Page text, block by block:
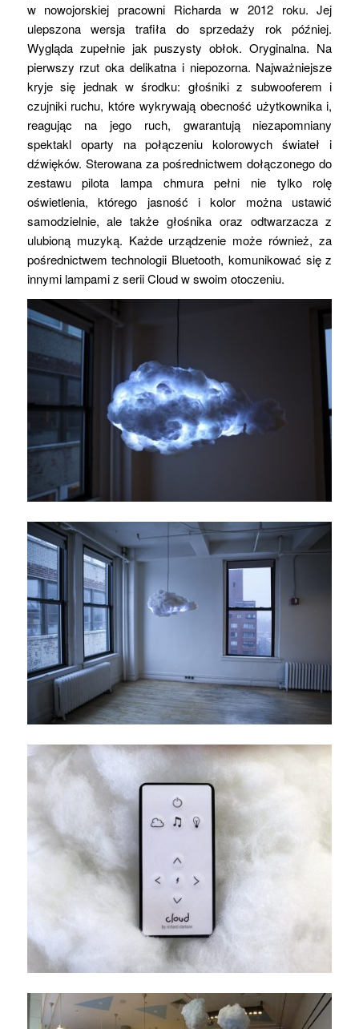
w nowojorskiej pracowni Richarda w 2012 roku. Jej
ulepszona wersja trafiła do sprzedaży rok później.
Wygląda zupełnie jak puszysty obłok. Oryginalna. Na
pierwszy rzut oka delikatna i niepozorna. Najważniejsze
kryje się jednak w środku: głośniki z subwooferem i
czujniki ruchu, które wykrywają obecność użytkownika i,
reagując na jego ruch, gwarantują niezapomniany
spektakl oparty na połączeniu kolorowych świateł i
dźwięków. Sterowana za pośrednictwem dołączonego do
zestawu pilota lampa chmura pełni nie tylko rolę
oświetlenia, którego jasność i kolor można ustawić
samodzielnie, ale także głośnika oraz odtwarzacza z
ulubioną muzyką. Każde urządzenie może również, za
pośrednictwem technologii Bluetooth, komunikować się z
innymi lampami z serii Cloud w swoim otoczeniu.